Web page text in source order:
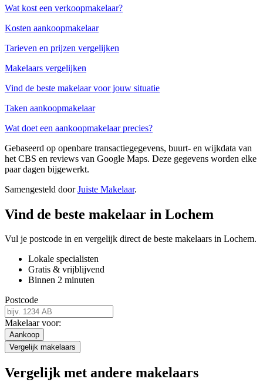
Wat kost een verkoopmakelaar?
Kosten aankoopmakelaar
Tarieven en prijzen vergelijken
Makelaars vergelijken
Vind de beste makelaar voor jouw situatie
Taken aankoopmakelaar
Wat doet een aankoopmakelaar precies?
Gebaseerd op openbare transactiegegevens, buurt- en wijkdata van
het CBS en reviews van Google Maps. Deze gegevens worden elke
paar dagen bijgewerkt.
Samengesteld doorJuiste Makelaar.
Vind de beste makelaar in Lochem
Vul je postcode in en vergelijk direct de beste makelaars in Lochem.
Lokale specialisten
Gratis & vrijblijvend
Binnen 2 minuten
Postcode
Makelaar voor:
Aankoop
Vergelijk makelaars
Vergelijk met andere makelaars